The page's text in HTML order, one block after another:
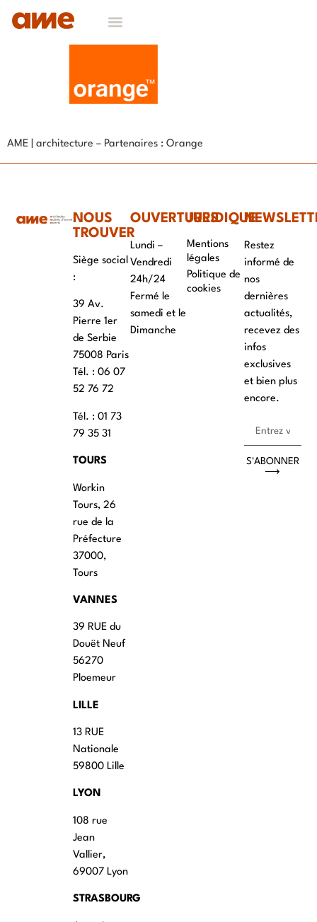
AME | architecture – Partenaires : Orange
NOUS
TROUVER
Siège social
:
39 Av.
Pierre 1er
de Serbie
75008 Paris
Tél. : ‭06 07
52 76 72
Tél. : 01 73
79 35 31
TOURS
Workin
Tours, 26
rue de la
Préfecture
37000,
Tours
VANNES
39 RUE du
Douët Neuf
56270
Ploemeur
LILLE
13 RUE
Nationale
59800 Lille
LYON
108 rue
Jean
Vallier,
69007 Lyon
STRASBOURG
OUVERTURES
Lundi –
Vendredi
24h/24
Fermé le
samedi et le
Dimanche
JURIDIQUE
Mentions
légales
Politique de
cookies
Restez
informé de
nos
dernières
actualités,
recevez des
infos
exclusives
et bien plus
encore.
S'ABONNER
⟶